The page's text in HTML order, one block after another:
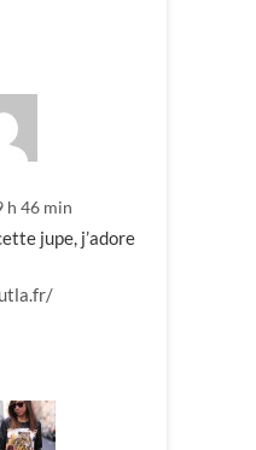
h 46 min
jupe, j’adore